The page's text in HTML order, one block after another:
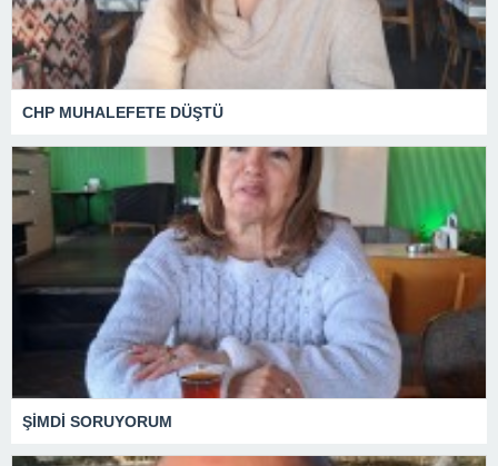
CHP MUHALEFETE DÜŞTÜ
ŞİMDİ SORUYORUM